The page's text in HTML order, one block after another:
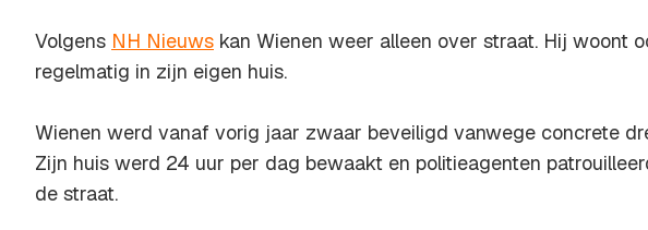
Volgens NH Nieuws kan Wienen weer alleen over straat. Hij woont
regelmatig in zijn eigen huis.
Wienen werd vanaf vorig jaar zwaar beveiligd vanwege concrete
Zijn huis werd 24 uur per dag bewaakt en politieagenten
de straat.